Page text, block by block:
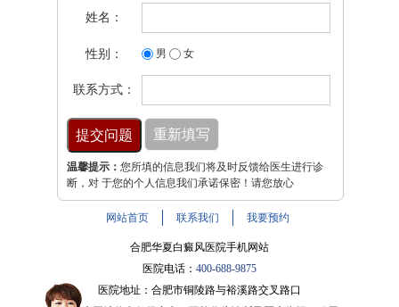
姓名：
性别： 男 女
联系方式：
温馨提示： 您所填的信息我们将及时反馈给医生进行诊
断，对 于您的个人信息我们承诺保密！请您放心
网站首页 联系我们 我要预约
合肥华夏白癜风医院手机网站
医院电话： 400-688-9875
医院地址：合肥市铜陵路与裕溪路交叉路口